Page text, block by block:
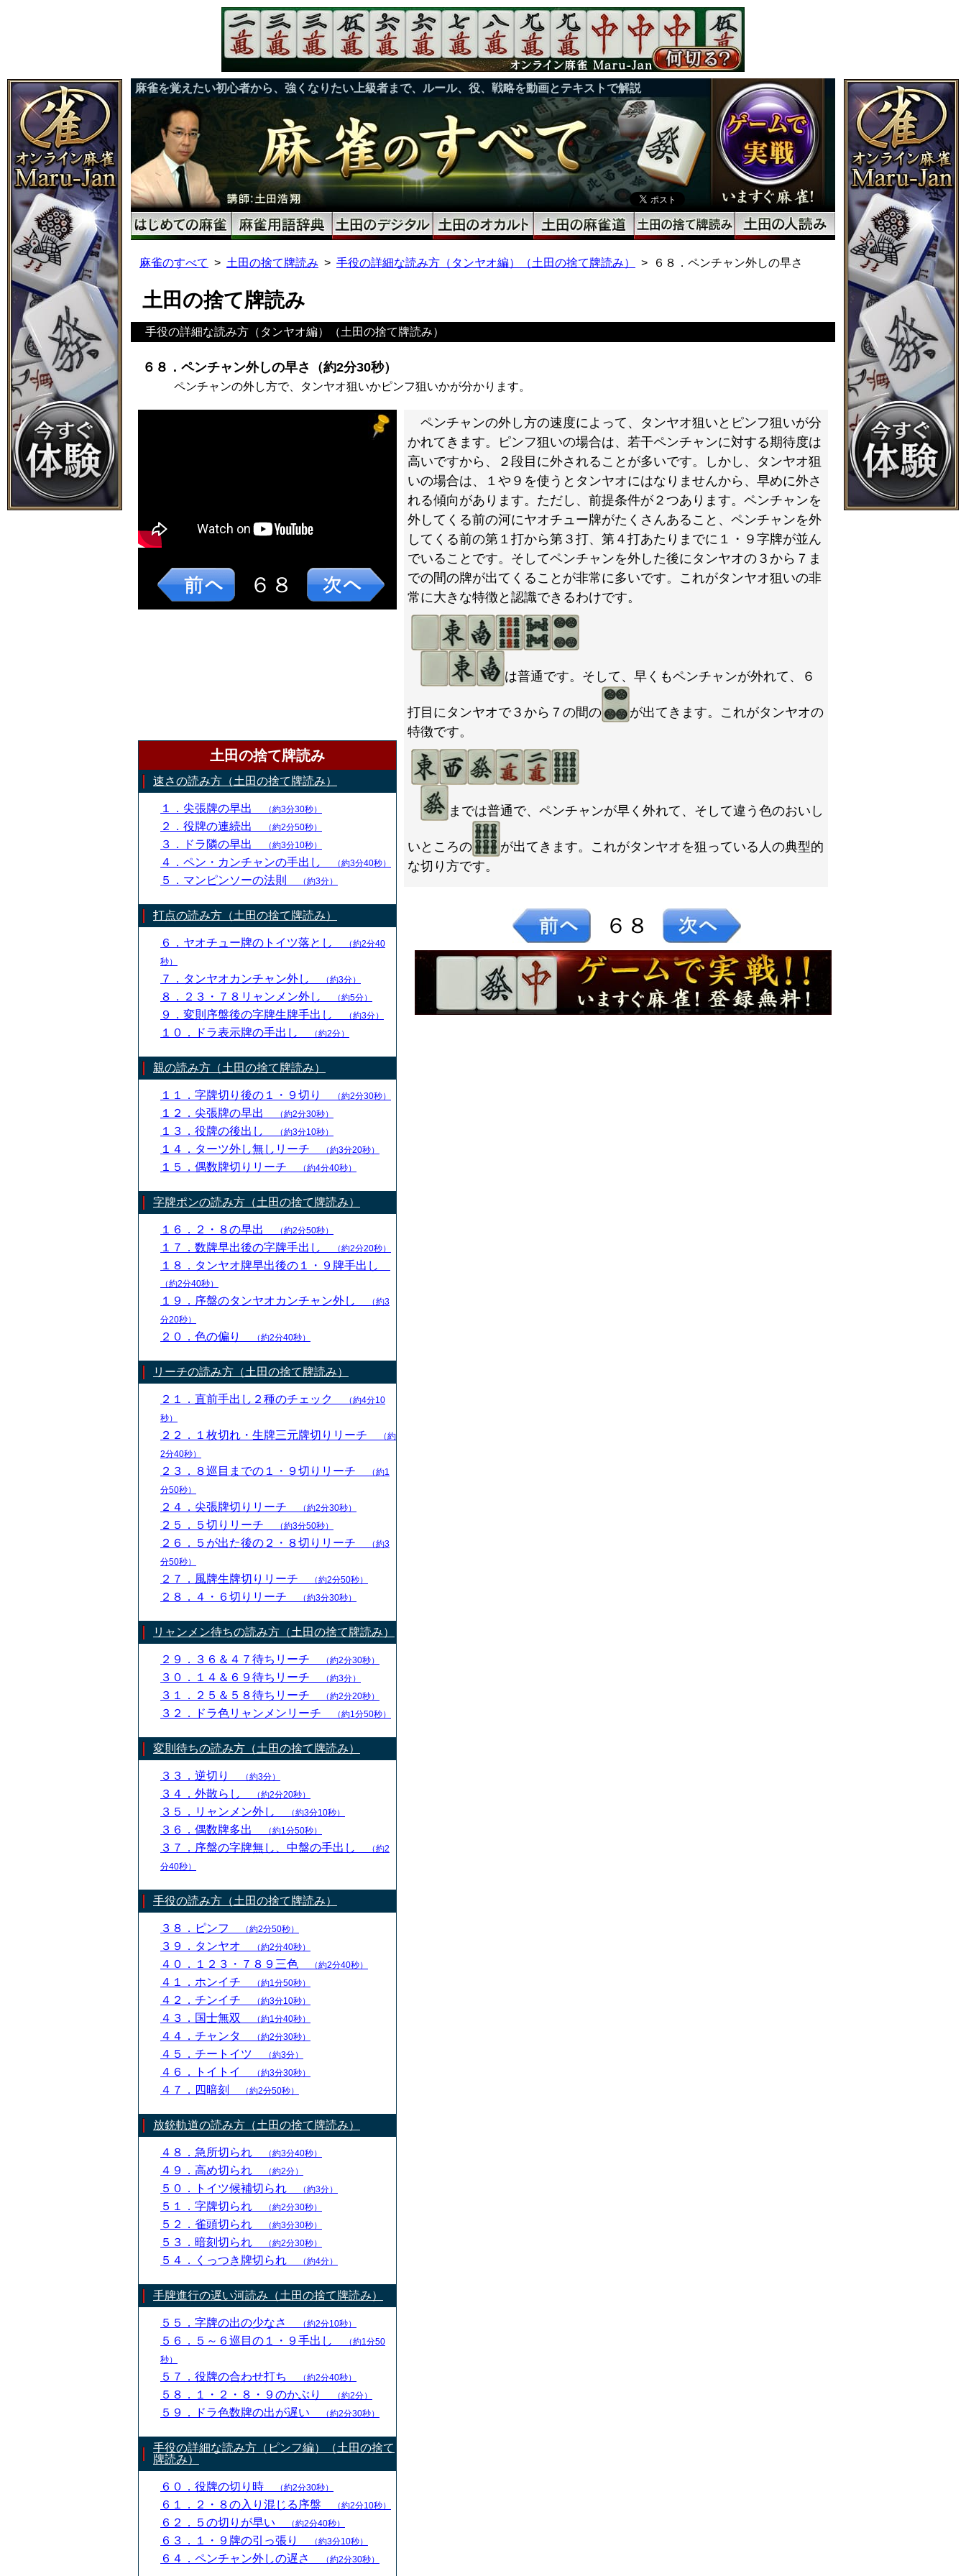
麻雀を覚えたい初心者から、強くなりたい上級者まで、ルール、役、戦略を動画とテキストで解説
麻雀のすべて 土田の捨て牌読み 手役の詳細な読み方（タンヤオ編）（土田の捨て牌読み） ６８．ペンチャン外しの早さ
土田の捨て牌読み
手役の詳細な読み方（タンヤオ編）（土田の捨て牌読み）
６８．ペンチャン外しの早さ（約2分30秒）
ペンチャンの外し方で、タンヤオ狙いかピンフ狙いかが分かります。
６８
土田の捨て牌読み
速さの読み方（土田の捨て牌読み）
１．尖張牌の早出 （約3分30秒）
２．役牌の連続出 （約2分50秒）
３．ドラ隣の早出 （約3分10秒）
４．ペン・カンチャンの手出し （約3分40秒）
５．マンピンソーの法則 （約3分）
打点の読み方（土田の捨て牌読み）
６．ヤオチュー牌のトイツ落とし
（約2分40
秒）
７．タンヤオカンチャン外し （約3分）
８．２３・７８リャンメン外し （約5分）
９．変則序盤後の字牌生牌手出し （約3分）
１０．ドラ表示牌の手出し （約2分）
親の読み方（土田の捨て牌読み）
１１．字牌切り後の１・９切り （約2分30秒）
１２．尖張牌の早出 （約2分30秒）
１３．役牌の後出し （約3分10秒）
１４．ターツ外し無しリーチ （約3分20秒）
１５．偶数牌切りリーチ （約4分40秒）
字牌ポンの読み方（土田の捨て牌読み）
１６．２・８の早出 （約2分50秒）
１７．数牌早出後の字牌手出し （約2分20秒）
１８．タンヤオ牌早出後の１・９牌手出し
（約2分40秒）
１９．序盤のタンヤオカンチャン外し
（約3
分20秒）
２０．色の偏り （約2分40秒）
リーチの読み方（土田の捨て牌読み）
２１．直前手出し２種のチェック
（約4分10
秒）
２２．１枚切れ・生牌三元牌切りリーチ
（約
2分40秒）
２３．８巡目までの１・９切りリーチ
（約1
分50秒）
２４．尖張牌切りリーチ （約2分30秒）
２５．５切りリーチ （約3分50秒）
２６．５が出た後の２・８切りリーチ
（約3
分50秒）
２７．風牌生牌切りリーチ （約2分50秒）
２８．４・６切りリーチ （約3分30秒）
リャンメン待ちの読み方（土田の捨て牌読み）
２９．３６＆４７待ちリーチ （約2分30秒）
３０．１４＆６９待ちリーチ （約3分）
３１．２５＆５８待ちリーチ （約2分20秒）
３２．ドラ色リャンメンリーチ （約1分50秒）
変則待ちの読み方（土田の捨て牌読み）
３３．逆切り （約3分）
３４．外散らし （約2分20秒）
３５．リャンメン外し （約3分10秒）
３６．偶数牌多出 （約1分50秒）
３７．序盤の字牌無し、中盤の手出し
（約2
分40秒）
手役の読み方（土田の捨て牌読み）
３８．ピンフ （約2分50秒）
３９．タンヤオ （約2分40秒）
４０．１２３・７８９三色 （約2分40秒）
４１．ホンイチ （約1分50秒）
４２．チンイチ （約3分10秒）
４３．国士無双 （約1分40秒）
４４．チャンタ （約2分30秒）
４５．チートイツ （約3分）
４６．トイトイ （約3分30秒）
４７．四暗刻 （約2分50秒）
放銃軌道の読み方（土田の捨て牌読み）
４８．急所切られ （約3分40秒）
４９．高め切られ （約2分）
５０．トイツ候補切られ （約3分）
５１．字牌切られ （約2分30秒）
５２．雀頭切られ （約3分30秒）
５３．暗刻切られ （約2分30秒）
５４．くっつき牌切られ （約4分）
手牌進行の遅い河読み（土田の捨て牌読み）
５５．字牌の出の少なさ （約2分10秒）
５６．５～６巡目の１・９手出し
（約1分50
秒）
５７．役牌の合わせ打ち （約2分40秒）
５８．１・２・８・９のかぶり （約2分）
５９．ドラ色数牌の出が遅い （約2分30秒）
手役の詳細な読み方（ピンフ編）（土田の捨て
牌読み）
６０．役牌の切り時 （約2分30秒）
６１．２・８の入り混じる序盤 （約2分10秒）
６２．５の切りが早い （約2分40秒）
６３．１・９牌の引っ張り （約3分10秒）
６４．ペンチャン外しの遅さ （約2分30秒）
ペンチャンの外し方の速度によって、タンヤオ狙いとピンフ狙いが分
かれてきます。ピンフ狙いの場合は、若干ペンチャンに対する期待度は
高いですから、２段目に外されることが多いです。しかし、タンヤオ狙
いの場合は、１や９を使うとタンヤオにはなりませんから、早めに外さ
れる傾向があります。ただし、前提条件が２つあります。ペンチャンを
外してくる前の河にヤオチュー牌がたくさんあること、ペンチャンを外
してくる前の第１打から第３打、第４打あたりまでに１・９字牌が並ん
でいることです。そしてペンチャンを外した後にタンヤオの３から７ま
での間の牌が出てくることが非常に多いです。これがタンヤオ狙いの非
常に大きな特徴と認識できるわけです。
は普通です。そして、早くもペンチャンが外れて、６
打目にタンヤオで３から７の間の
が出てきます。これがタンヤオの
特徴です。
までは普通で、ペンチャンが早く外れて、そして違う色のおいし
いところの
が出てきます。これがタンヤオを狙っている人の典型的
な切り方です。
６８